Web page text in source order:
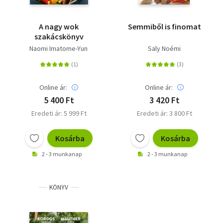
A nagy wok
szakácskönyv
Naomi Imatome-Yun
Online ár:
5 400 Ft
Eredeti ár: 5 999 Ft
Kosárba
2 - 3 munkanap
Semmiből is finomat
Saly Noémi
Online ár:
3 420 Ft
Eredeti ár: 3 800 Ft
Kosárba
2 - 3 munkanap
KÖNYV